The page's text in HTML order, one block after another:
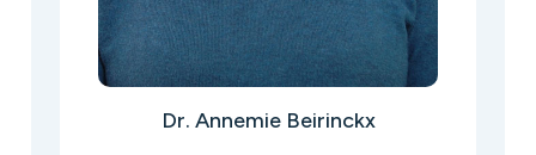
Dr. Annemie Beirinckx